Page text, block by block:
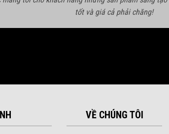
tốt và giá cả phải chăng!
VỀ CHÚNG TÔI